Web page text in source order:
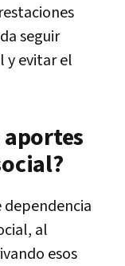
seguir
y evitar el
dependencia
al
esos